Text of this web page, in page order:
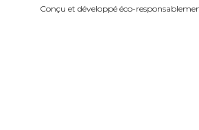
Conçu et développé éco-